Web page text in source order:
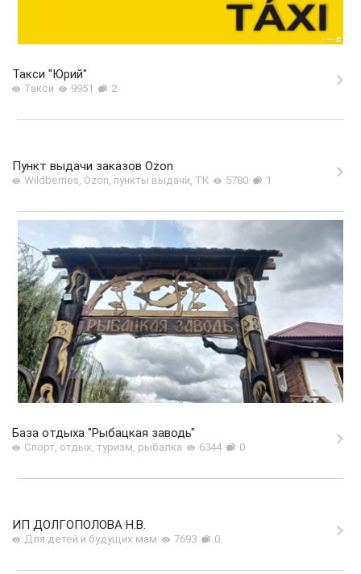
Такси "Юрий"
Такси 9951 2
Пункт выдачи заказов Ozon
Wildberries, Ozon, пункты выдачи, ТК 5780 1
База отдыха "Рыбацкая заводь"
Спорт, отдых, туризм, рыбалка 6344 0
ИП ДОЛГОПОЛОВА Н.В.
Для детей и будущих мам 7693 0